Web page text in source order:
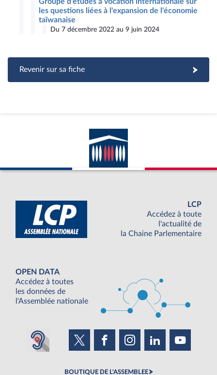
les questions liées à l'expansion de l'économie
taïwanaise
Du 7 décembre 2022 au 9 juin 2024
Revenir sur sa fiche
LCP
Accédez à toute
l'actualité de
la Chaine Parlementaire
OPEN DATA
Accédez à toutes
les données de
l'Assemblée nationale
BOUTIQUE DE L'ASSEMBLEE